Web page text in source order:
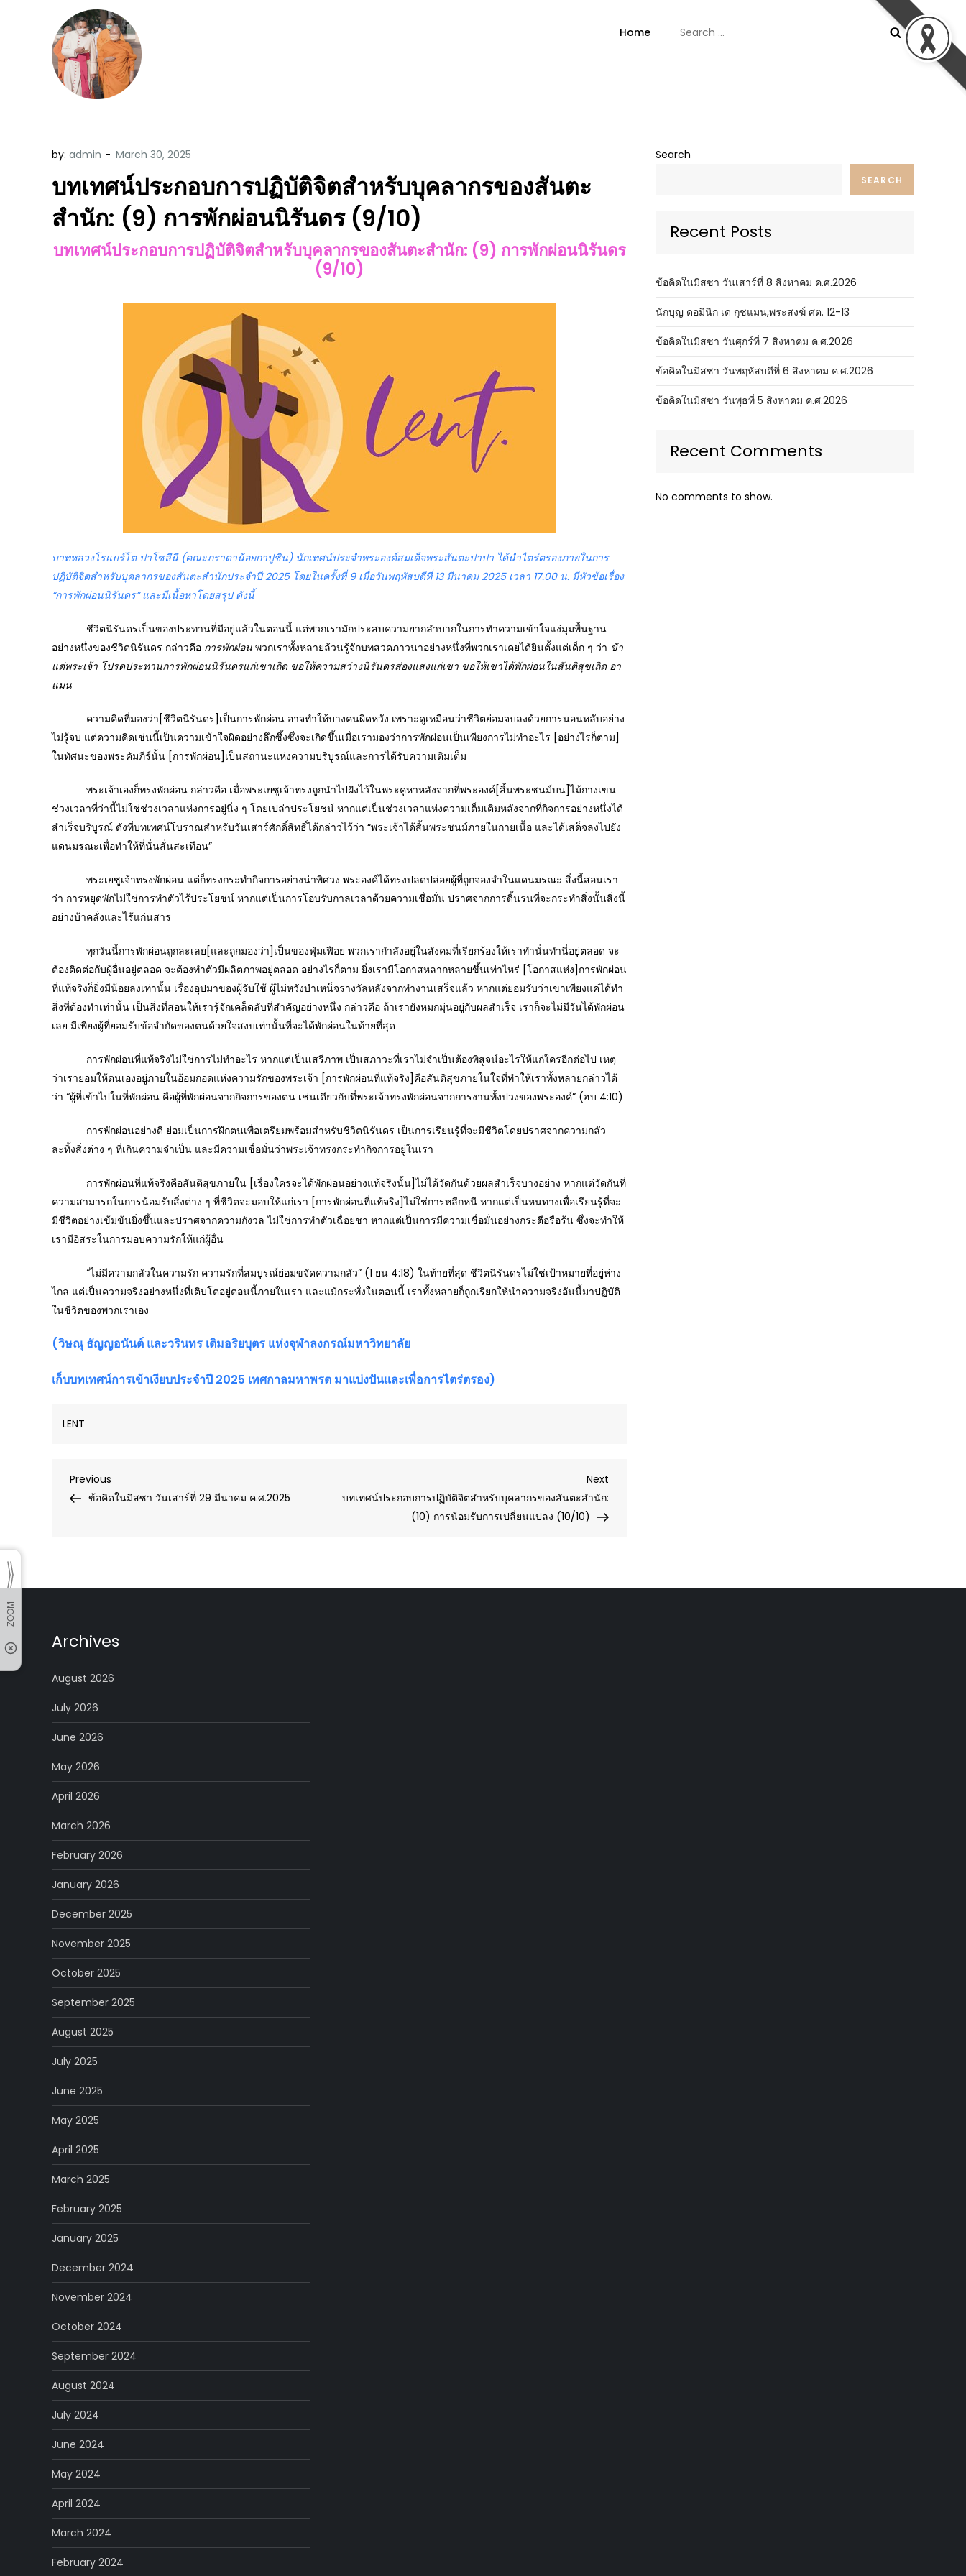
Home
for:
by: admin
บทเทศน์ประกอบการปฏิบัติจิตสำหรับบุคลากรของสันตะ
สำนัก: (9) การพักผ่อนนิรันดร (9/10)
บทเทศน์ประกอบการปฏิบัติจิตสำหรับบุคลากรของสันตะสำนัก: (9) การพักผ่อนนิรันดร
(9/10)
บาทหลวงโรแบร์โต ปาโซลีนี (คณะภราดาน้อยกาปูชิน) นักเทศน์ประจำพระองค์สมเด็จพระสันตะปาปา ได้นำไตร่ตรองภายในการ
ปฏิบัติจิตสำหรับบุคลากรของสันตะสำนักประจำปี2025 โดยในครั้งที่ 9 เมื่อวันพฤหัสบดีที่ 13 มีนาคม 2025 เวลา 17.00 น. มีหัวข้อเรื่อง
“การพักผ่อนนิรันดร” และมีเนื้อหาโดยสรุป ดังนี้
ชีวิตนิรันดรเป็นของประทานที่มีอยู่แล้วในตอนนี้ แต่พวกเรามักประสบความยากลำบากในการทำความเข้าใจแง่มุมพื้นฐาน
อย่างหนึ่งของชีวิตนิรันดร กล่าวคือ การพักผ่อน พวกเราทั้งหลายล้วนรู้จักบทสวดภาวนาอย่างหนึ่งที่พวกเราเคยได้ยินตั้งแต่เด็ก ๆ ว่า ข้า
แต่พระเจ้า โปรดประทานการพักผ่อนนิรันดรแก่เขาเถิด ขอให้ความสว่างนิรันดรส่องแสงแก่เขา ขอให้เขาได้พักผ่อนในสันติสุขเถิด อา
แมน
ความคิดที่มองว่า[ชีวิตนิรันดร]เป็นการพักผ่อน อาจทำให้บางคนผิดหวัง เพราะดูเหมือนว่าชีวิตย่อมจบลงด้วยการนอนหลับอย่าง
ไม่รู้จบ แต่ความคิดเช่นนี้เป็นความเข้าใจผิดอย่างลึกซึ้งซึ่งจะเกิดขึ้นเมื่อเรามองว่าการพักผ่อนเป็นเพียงการไม่ทำอะไร [อย่างไรก็ตาม]
ในทัศนะของพระคัมภีร์นั้น [การพักผ่อน]เป็นสถานะแห่งความบริบูรณ์และการได้รับความเติมเต็ม
พระเจ้าเองก็ทรงพักผ่อน กล่าวคือ เมื่อพระเยซูเจ้าทรงถูกนำไปฝังไว้ในพระคูหาหลังจากที่พระองค์[สิ้นพระชนม์บน]ไม้กางเขน
ช่วงเวลาที่ว่านี้ไม่ใช่ช่วงเวลาแห่งการอยู่นิ่ง ๆ โดยเปล่าประโยชน์ หากแต่เป็นช่วงเวลาแห่งความเต็มเติมหลังจากที่กิจการอย่างหนึ่งได้
สำเร็จบริบูรณ์ ดังที่บทเทศน์โบราณสำหรับวันเสาร์ศักดิ์สิทธิ์ได้กล่าวไว้ว่า “พระเจ้าได้สิ้นพระชนม์ภายในกายเนื้อ และได้เสด็จลงไปยัง
แดนมรณะเพื่อทำให้ที่นั่นสั่นสะเทือน”
พระเยซูเจ้าทรงพักผ่อน แต่ก็ทรงกระทำกิจการอย่างน่าพิศวง พระองค์ได้ทรงปลดปล่อยผู้ที่ถูกจองจำในแดนมรณะ สิ่งนี้สอนเรา
ว่า การหยุดพักไม่ใช่การทำตัวไร้ประโยชน์ หากแต่เป็นการโอบรับกาลเวลาด้วยความเชื่อมั่น ปราศจากการดิ้นรนที่จะกระทำสิ่งนั้นสิ่งนี้
อย่างบ้าคลั่งและไร้แก่นสาร
ทุกวันนี้การพักผ่อนถูกละเลย[และถูกมองว่า]เป็นของฟุ่มเฟือย พวกเรากำลังอยู่ในสังคมที่เรียกร้องให้เราทำนั่นทำนี่อยู่ตลอด จะ
ต้องติดต่อกับผู้อื่นอยู่ตลอด จะต้องทำตัวมีผลิตภาพอยู่ตลอด อย่างไรก็ตาม ยิ่งเรามีโอกาสหลากหลายขึ้นเท่าไหร่ [โอกาสแห่ง]การพักผ่อน
ที่แท้จริงก็ยิ่งมีน้อยลงเท่านั้น เรื่องอุปมาของผู้รับใช้ ผู้ไม่หวังบำเหน็จรางวัลหลังจากทำงานเสร็จแล้ว หากแต่ยอมรับว่าเขาเพียงแค่ได้ทำ
สิ่งที่ต้องทำเท่านั้น เป็นสิ่งที่สอนให้เรารู้จักเคล็ดลับที่สำคัญอย่างหนึ่ง กล่าวคือ ถ้าเรายังหมกมุ่นอยู่กับผลสำเร็จ เราก็จะไม่มีวันได้พักผ่อน
เลย มีเพียงผู้ที่ยอมรับข้อจำกัดของตนด้วยใจสงบเท่านั้นที่จะได้พักผ่อนในท้ายที่สุด
การพักผ่อนที่แท้จริงไม่ใช่การไม่ทำอะไร หากแต่เป็นเสรีภาพ เป็นสภาวะที่เราไม่จำเป็นต้องพิสูจน์อะไรให้แก่ใครอีกต่อไป เหตุ
ว่าเรายอมให้ตนเองอยู่ภายในอ้อมกอดแห่งความรักของพระเจ้า [การพักผ่อนที่แท้จริง]คือสันติสุขภายในใจที่ทำให้เราทั้งหลายกล่าวได้
ว่า “ผู้ที่เข้าไปในที่พักผ่อน คือผู้ที่พักผ่อนจากกิจการของตน เช่นเดียวกับที่พระเจ้าทรงพักผ่อนจากการงานทั้งปวงของพระองค์” (ฮบ 4:10)
การพักผ่อนอย่างดี ย่อมเป็นการฝึกตนเพื่อเตรียมพร้อมสำหรับชีวิตนิรันดร เป็นการเรียนรู้ที่จะมีชีวิตโดยปราศจากความกลัว
ละทิ้งสิ่งต่าง ๆ ที่เกินความจำเป็น และมีความเชื่อมั่นว่าพระเจ้าทรงกระทำกิจการอยู่ในเรา
การพักผ่อนที่แท้จริงคือสันติสุขภายใน [เรื่องใครจะได้พักผ่อนอย่างแท้จริงนั้น]ไม่ได้วัดกันด้วยผลสำเร็จบางอย่าง หากแต่วัดกันที่
ความสามารถในการน้อมรับสิ่งต่าง ๆ ที่ชีวิตจะมอบให้แก่เรา [การพักผ่อนที่แท้จริง]ไม่ใช่การหลีกหนี หากแต่เป็นหนทางเพื่อเรียนรู้ที่จะ
มีชีวิตอย่างเข้มข้นยิ่งขึ้นและปราศจากความกังวล ไม่ใช่การทำตัวเฉื่อยชา หากแต่เป็นการมีความเชื่อมั่นอย่างกระตือรือร้น ซึ่งจะทำให้
เรามีอิสระในการมอบความรักให้แก่ผู้อื่น
“ไม่มีความกลัวในความรัก ความรักที่สมบูรณ์ย่อมขจัดความกลัว” (1 ยน 4:18) ในท้ายที่สุด ชีวิตนิรันดรไม่ใช่เป้าหมายที่อยู่ห่าง
ไกล แต่เป็นความจริงอย่างหนึ่งที่เติบโตอยู่ตอนนี้ภายในเรา และแม้กระทั่งในตอนนี้ เราทั้งหลายก็ถูกเรียกให้นำความจริงอันนี้มาปฏิบัติ
ในชีวิตของพวกเราเอง
(วิษณุ ธัญญอนันต์ และวรินทร เติมอริยบุตร แห่งจุฬาลงกรณ์มหาวิทยาลัย
เก็บบทเทศน์การเข้าเงียบประจำปี 2025 เทศกาลมหาพรต มาแบ่งปันและเพื่อการไตร่ตรอง)
LENT
Post
Previous
Post
Previous
ข้อคิดในมิสซา วันเสาร์ที่ 29 มีนาคม ค.ศ.2025
Next
บทเทศน์ประกอบการปฏิบัติจิตสำหรับบุคลากรของสันตะสำนัก:
(10) การน้อมรับการเปลี่ยนแปลง (10/10)
Search
SEARCH
Recent Posts
ข้อคิดในมิสซา วันเสาร์ที่ 8 สิงหาคม ค.ศ.2026
นักบุญ ดอมินิก เด กุซแมน,พระสงฆ์ ศต. 12-13
ข้อคิดในมิสซา วันศุกร์ที่ 7 สิงหาคม ค.ศ.2026
ข้อคิดในมิสซา วันพฤหัสบดีที่ 6 สิงหาคม ค.ศ.2026
ข้อคิดในมิสซา วันพุธที่ 5 สิงหาคม ค.ศ.2026
Recent Comments
No comments to show.
Archives
August 2026
July 2026
June 2026
May 2026
April 2026
March 2026
February 2026
January 2026
December 2025
November 2025
October 2025
September 2025
August 2025
July 2025
June 2025
May 2025
April 2025
March 2025
February 2025
January 2025
December 2024
November 2024
October 2024
September 2024
August 2024
July 2024
June 2024
May 2024
April 2024
March 2024
February 2024